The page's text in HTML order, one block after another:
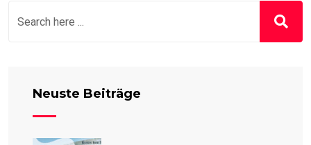
Neuste Beiträge